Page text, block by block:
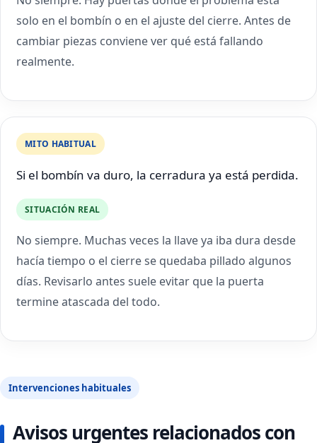
solo en el bombín o en el ajuste del cierre. Antes de
cambiar piezas conviene ver qué está fallando
realmente.
MITO HABITUAL
Si el bombín va duro, la cerradura ya está perdida.
SITUACIÓN REAL
No siempre. Muchas veces la llave ya iba dura desde
hacía tiempo o el cierre se quedaba pillado algunos
días. Revisarlo antes suele evitar que la puerta
termine atascada del todo.
Intervenciones habituales
Avisos urgentes relacionados con